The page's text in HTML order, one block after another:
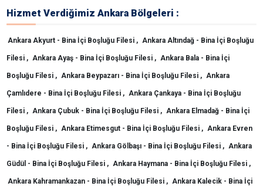
Hizmet Verdiğimiz Ankara Bölgeleri :
Ankara Akyurt - Bina İçi Boşluğu Filesi , Ankara Altındağ - Bina İçi Boşluğu
Filesi , Ankara Ayaş - Bina İçi Boşluğu Filesi , Ankara Bala - Bina İçi
Boşluğu Filesi , Ankara Beypazarı - Bina İçi Boşluğu Filesi , Ankara
Çamlıdere - Bina İçi Boşluğu Filesi , Ankara Çankaya - Bina İçi Boşluğu
Filesi , Ankara Çubuk - Bina İçi Boşluğu Filesi , Ankara Elmadağ - Bina İçi
Boşluğu Filesi , Ankara Etimesgut - Bina İçi Boşluğu Filesi , Ankara Evren
- Bina İçi Boşluğu Filesi , Ankara Gölbaşı - Bina İçi Boşluğu Filesi , Ankara
Güdül - Bina İçi Boşluğu Filesi , Ankara Haymana - Bina İçi Boşluğu Filesi ,
Ankara Kahramankazan - Bina İçi Boşluğu Filesi , Ankara Kalecik - Bina İçi